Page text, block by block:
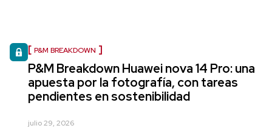
P&M BREAKDOWN
P&M Breakdown Huawei nova 14 Pro: una
apuesta por la fotografía, con tareas
pendientes en sostenibilidad
julio 29, 2026